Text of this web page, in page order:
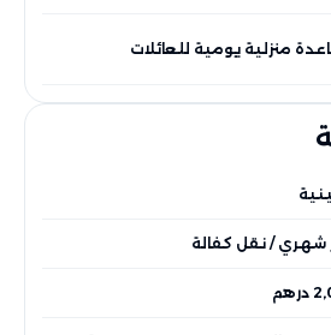
منزلية يومية للعائلات
شهري / نقل كفالة